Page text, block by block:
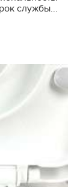
службы...